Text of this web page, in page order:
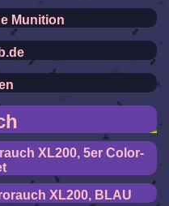
Munition
XL200, 5er Color-
XL200, BLAU